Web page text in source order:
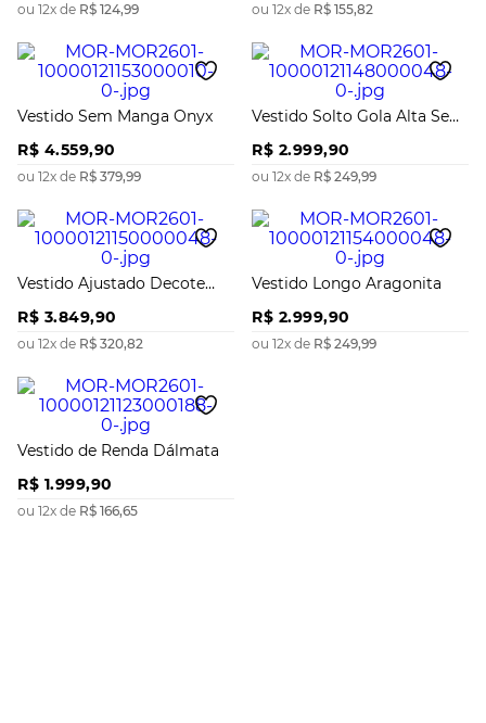
ou 12x de R$ 124,99 ou 12x de R$ 155,82
Vestido Sem Manga Onyx
R$ 4.559,90
ou 12x de R$ 379,99
Vestido Solto Gola Alta Sem
R$ 2.999,90
ou 12x de R$ 249,99
Vestido Ajustado Decote
R$ 3.849,90
ou 12x de R$ 320,82
Vestido Longo Aragonita
R$ 2.999,90
ou 12x de R$ 249,99
Vestido de Renda Dálmata
R$ 1.999,90
ou 12x de R$ 166,65